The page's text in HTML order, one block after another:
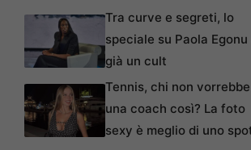
Tra curve e segreti, lo
speciale su Paola Egonu
già un cult
Tennis, chi non vorrebbe
una coach così? La foto
sexy è meglio di uno